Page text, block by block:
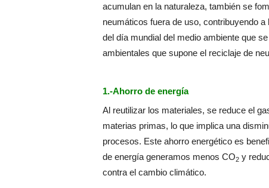
acumulan en la naturaleza, también se
neumáticos fuera de uso, contribuyendo
del día mundial del medio ambiente que
ambientales que supone el reciclaje de
1.-Ahorro de energía
Al reutilizar los materiales, se reduce el
materias primas, lo que implica una
procesos. Este ahorro energético es
de energía generamos menos CO2 y
contra el cambio climático.